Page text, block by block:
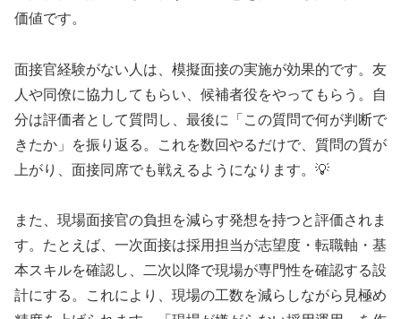
価値です。
面接官経験がない人は、模擬面接の実施が効果的です。友
人や同僚に協力してもらい、候補者役をやってもらう。自
分は評価者として質問し、最後に「この質問で何が判断で
きたか」を振り返る。これを数回やるだけで、質問の質が
上がり、面接同席でも戦えるようになります。💡
また、現場面接官の負担を減らす発想を持つと評価されま
す。たとえば、一次面接は採用担当が志望度・転職軸・基
本スキルを確認し、二次以降で現場が専門性を確認する設
計にする。これにより、現場の工数を減らしながら見極め